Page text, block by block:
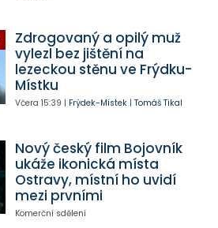
Zdrogovaný a opilý muž
vylezl bez jištění na
lezeckou stěnu ve Frýdku-
Místku
Včera 15:39 | Frýdek-Místek| Tomáš Tikal
Nový český film Bojovník
ukáže ikonická místa
Ostravy, místní ho uvidí
mezi prvními
Komerční sdělení